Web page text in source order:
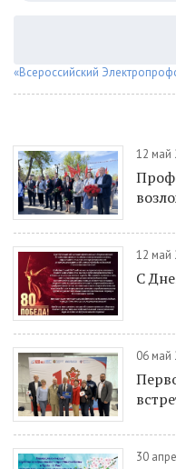
«Всероссийский
12 май
12 май
С
06 май
30